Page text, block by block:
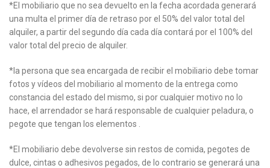
*El mobiliario que no sea devuelto en la fecha acordada generará
una multa el primer día de retraso por el 50% del valor total del
alquiler, a partir del segundo día cada día contará por el 100% del
valor total del precio de alquiler.
*la persona que sea encargada de recibir el mobiliario debe tomar
fotos y vídeos del mobiliario al momento de la entrega como
constancia del estado del mismo, si por cualquier motivo no lo
hace, el arrendador se hará responsable de cualquier peladura, o
pegote que tengan los elementos .
*El mobiliario debe devolverse sin restos de comida, pegotes de
dulce, cintas o adhesivos pegados, de lo contrario se generará una